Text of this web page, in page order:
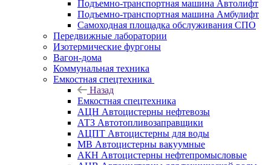
Подъемно-транспортная машина Автолифт
Подъемно-транспортная машина Амбулифт
Самоходная площадка обслуживания СПО
Передвижные лаборатории
Изотермические фургоны
Вагон-дома
Коммунальная техника
Емкостная спецтехника
Назад
Емкостная спецтехника
АЦН Автоцистерны нефтевозы
АТЗ Автотопливозаправщики
АЦПТ Автоцистерны для воды
МВ Автоцистерны вакуумные
АКН Автоцистерны нефтепромысловые